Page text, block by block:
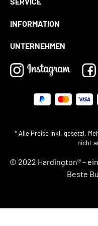
INFORMATION
UNTERNEHMEN
* Alle Preise inkl. gesetzl.
nicht
© 2022 Hardington® –
Beste